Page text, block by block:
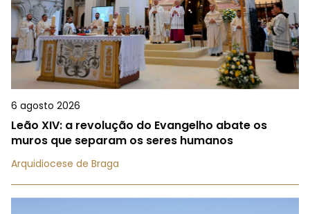
6 agosto 2026
Leão XIV: a revolução do Evangelho abate os
muros que separam os seres humanos
Arquidiocese de Braga